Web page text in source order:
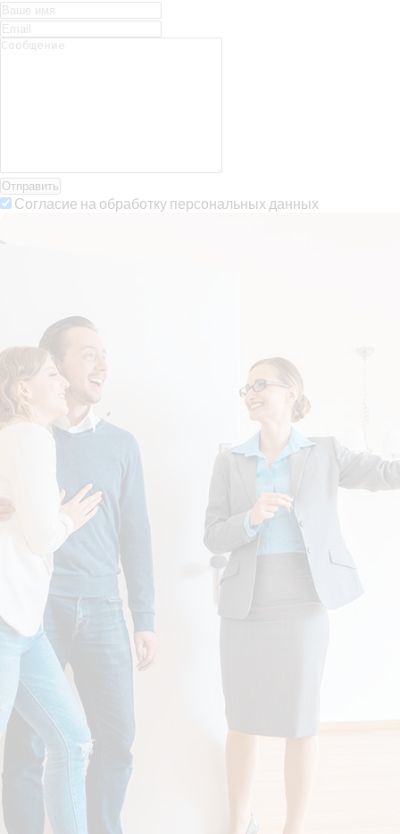
Отправить
Согласие на обработку персональных данных